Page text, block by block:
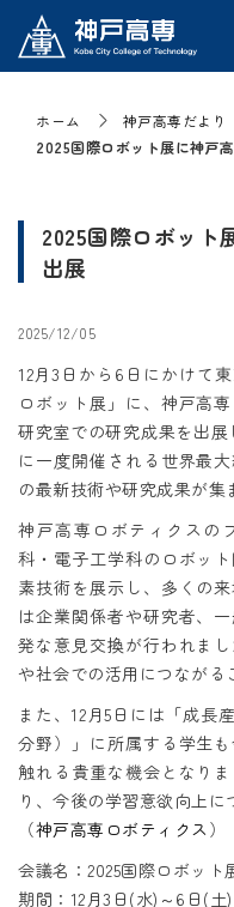
ホーム
神戸高専だより
2025国際ロボット展に神戸
2025国際ロボット
出展
2025/12/05
12月3日から6日にかけて
ロボット展」に、神戸高
研究室での研究成果を出
に一度開催される世界最
の最新技術や研究成果が集
神戸高専ロボティクスの
科・電子工学科のロボッ
素技術を展示し、多くの
は企業関係者や研究者、
発な意見交換が行われま
や社会での活用につながる
また、12月5日には「成長
分野）」に所属する学生
触れる貴重な機会となり
り、今後の学習意欲向上に
（神戸高専ロボティクス）
会議名：2025国際ロボット
期間：12月3日(水)～6日(土